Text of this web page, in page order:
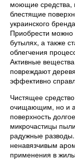
моющие средства,
блестящие
украинского
Приобрести
бутылях, а также
облегчения
Активные
повреждают
эффективно
Чистящее
очищающим, но и
поверхность
микрочастицы
радужные
ненавязчивым
применения в